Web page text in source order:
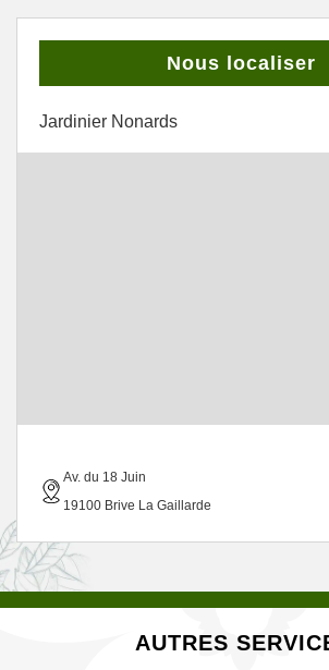
Nous localiser
Jardinier Nonards
Av. du 18 Juin
19100 Brive La Gaillarde
AUTRES